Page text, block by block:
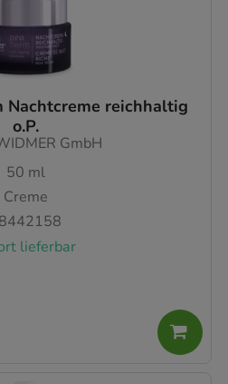
Nachtcreme reichhaltig
o.P.
GmbH
50 ml
Creme
lieferbar